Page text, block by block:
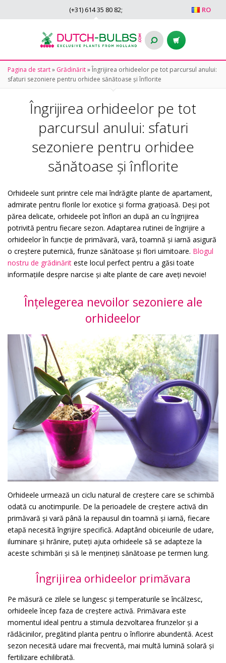
RO
(+31) 614 35 80 82;
Pagina de start» Grădinărit»Îngrijirea orhideelor pe tot parcursul anului:
sfaturi sezoniere pentru orhidee sănătoase și înflorite
Îngrijirea orhideelor pe tot
parcursul anului: sfaturi
sezoniere pentru orhidee
sănătoase și înflorite
Orhideele sunt printre cele mai îndrăgite plante de apartament,
admirate pentru florile lor exotice și forma grațioasă. Deși pot
părea delicate, orhideele pot înflori an după an cu îngrijirea
potrivită pentru fiecare sezon. Adaptarea rutinei de îngrijire a
orhideelor în funcție de primăvară, vară, toamnă și iarnă asigură
o creștere puternică, frunze sănătoase și flori uimitoare. Blogul
nostru de grădinărit este locul perfect pentru a găsi toate
informațiile despre narcise și alte plante de care aveți nevoie!
Înțelegerea nevoilor sezoniere ale
orhideelor
Orhideele urmează un ciclu natural de creștere care se schimbă
odată cu anotimpurile. De la perioadele de creștere activă din
primăvară și vară până la repausul din toamnă și iarnă, fiecare
etapă necesită îngrijire specifică. Adaptând obiceiurile de udare,
iluminare și hrănire, puteți ajuta orhideele să se adapteze la
aceste schimbări și să le mențineți sănătoase pe termen lung.
Îngrijirea orhideelor primăvara
Pe măsură ce zilele se lungesc și temperaturile se încălzesc,
orhideele încep faza de creștere activă. Primăvara este
momentul ideal pentru a stimula dezvoltarea frunzelor și a
rădăcinilor, pregătind planta pentru o înflorire abundentă. Acest
sezon necesită udare mai frecventă, mai multă lumină solară și
fertilizare echilibrată.